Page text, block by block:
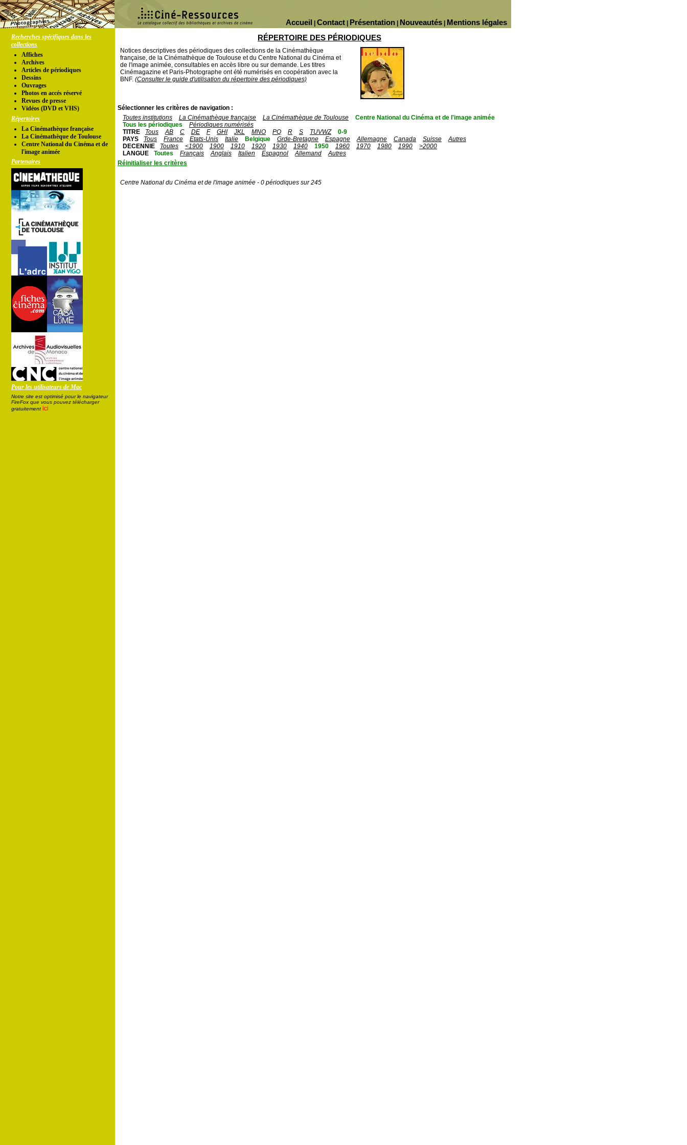
Mentions légales
Nouveautés
Présentation
Contact
Accueil
Recherches spécifiques dans les
collections
Affiches
Archives
Articles de périodiques
Dessins
Ouvrages
Photos en accés réservé
Revues de presse
Vidéos (DVD et VHS)
Répertoires
La Cinémathèque française
La Cinémathèque de Toulouse
Centre National du Cinéma et de
l'image animée
Partenaires
Pour les utilisateurs de Mac
Notre site est optimisé pour le navigateur
FireFox que vous pouvez télécharger
gratuitement ici
RÉPERTOIRE DES PÉRIODIQUES
Notices descriptives des périodiques des collections de la Cinémathèque
française, de la Cinémathèque de Toulouse et du Centre National du Cinéma et
de l'image animée, consultables en accès libre ou sur demande. Les titres
Cinémagazine et Paris-Photographe ont été numérisés en coopération avec la
BNF. (Consulter le guide d'utilisation du répertoire des périodiques)
Sélectionner les critères de navigation :
Toutes institutions
La Cinémathèque française La Cinémathèque de Toulouse
Centre National du Cinéma et de l'image animée
Tous les périodiques
Périodiques numérisés
TITRE
Tous AB C DE F GHI JKL MNO PQ R S TUVWZ
0-9
PAYS
Tous France Etats-Unis Italie Belgique Grde-Bretagne Espagne Allemagne Canada Suisse
Autres
DECENNIE
Toutes <1900 1900 1910 1920 1930 1940 1950 1960 1970 1980 1990
>2000
LANGUE
Toutes Français Anglais Italien Espagnol Allemand
Autres
Réinitialiser les critères
Centre National du Cinéma et de l'image animée - 0 périodiques sur 245